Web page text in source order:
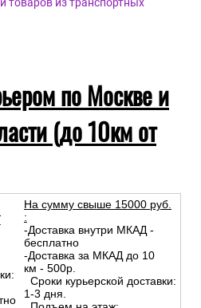
товаров из транспортных
по Москве и
(до 10км от
На сумму свыше 15000 руб.
:
-Доставка внутри МКАД -
бесплатно
-Доставка за МКАД до 10
км - 500р.
Сроки курьерской доставки:
1-3 дня.